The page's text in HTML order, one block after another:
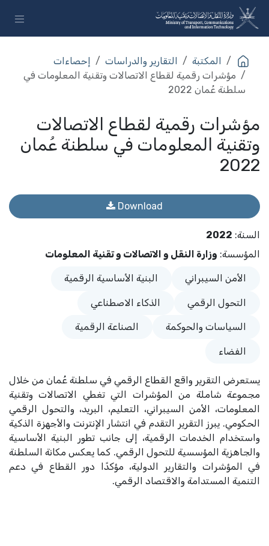
تخطي للذهاب إلى المحتوى
المكتبة التقارير والدراسات
إحصاءات
مؤشرات رقمية لقطاع الاتصالات وتقنية المعلومات في
سلطنة عُمان 2022
مؤشرات رقمية لقطاع الاتصالات
وتقنية المعلومات في سلطنة عُمان
2022
السنة:
2022
المؤسسة: وزارة النقل و الاتصالات و تقنية المعلومات
الأمن السيبراني البنية الأساسية الرقمية
التحول الرقمي الذكاء الاصطناعي
السياسات والحوكمة الصناعة الرقمية
الفضاء
يستعرض التقرير واقع القطاع الرقمي في سلطنة عُمان من خلال
مجموعة شاملة من المؤشرات التي تغطي الاتصالات وتقنية
المعلومات، الأمن السيبراني، التعليم، البريد، والتحول الرقمي
الحكومي. يبرز التقرير التقدم في انتشار الإنترنت والأجهزة الذكية
واستخدام الخدمات الرقمية، إلى جانب تطور البنية الأساسية
والجاهزية المؤسسية للتحول الرقمي. كما يعكس مكانة السلطنة
في المؤشرات والتقارير الدولية، مؤكدًا دور القطاع في دعم
التنمية المستدامة والاقتصاد الرقمي.
Download